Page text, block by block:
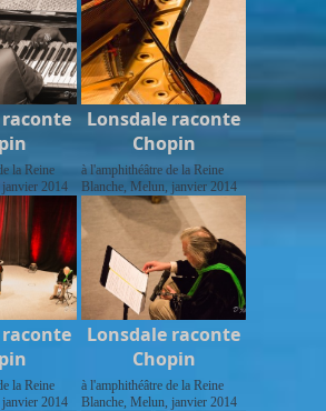
la Reine
2014
Lonsdale raconte
Chopin
à l'amphithéâtre de la Reine
Blanche, Melun, janvier 2014
la Reine
2014
Lonsdale raconte
Chopin
à l'amphithéâtre de la Reine
Blanche, Melun, janvier 2014